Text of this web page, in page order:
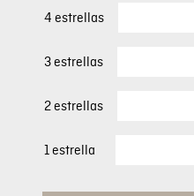
4 estrellas
3 estrellas
2 estrellas
1 estrella